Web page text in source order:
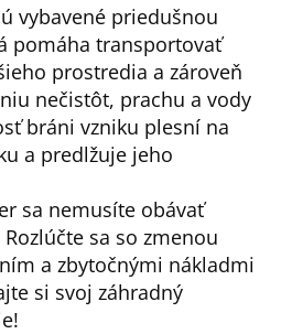
vybavené priedušnou
pomáha transportovať
prostredia a zároveň
nečistôt, prachu a vody
bráni vzniku plesní na
a predlžuje jeho
sa nemusíte obávať
sa so zmenou
a zbytočnými nákladmi
si svoj záhradný